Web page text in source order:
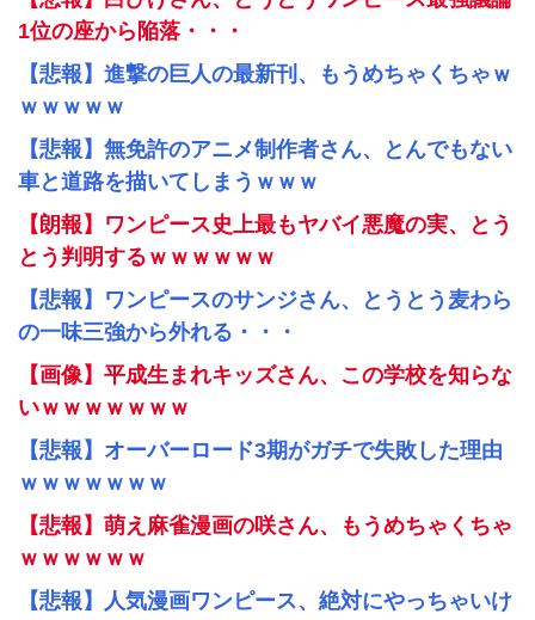
1位の座から陥落・・・
【悲報】進撃の巨人の最新刊、もうめちゃくちゃｗ
ｗｗｗｗｗ
【悲報】無免許のアニメ制作者さん、とんでもない
車と道路を描いてしまうｗｗｗ
【朗報】ワンピース史上最もヤバイ悪魔の実、とう
とう判明するｗｗｗｗｗｗ
【悲報】ワンピースのサンジさん、とうとう麦わら
の一味三強から外れる・・・
【画像】平成生まれキッズさん、この学校を知らな
いｗｗｗｗｗｗｗ
【悲報】オーバーロード3期がガチで失敗した理由
ｗｗｗｗｗｗｗ
【悲報】萌え麻雀漫画の咲さん、もうめちゃくちゃ
ｗｗｗｗｗｗ
【悲報】人気漫画ワンピース、絶対にやっちゃいけ